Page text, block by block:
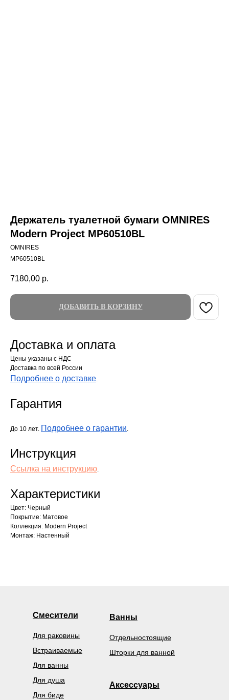
Держатель туалетной бумаги OMNIRES
Modern Project MP60510BL
OMNIRES
MP60510BL
7180,00 р.
ДОБАВИТЬ В КОРЗИНУ
Доставка и оплата
Цены указаны с НДС
Доставка по всей России
Подробнее о доставке.
Гарантия
До 10 лет. Подробнее о гарантии.
Инструкция
Ссылка на инструкцию.
Характеристики
Цвет: Черный
Покрытие: Матовое
Коллекция: Modern Project
Монтаж: Настенный
Смесители
Встраиваемые
Для биде
Для ванны
Для душа
Для раковины
Ванны
Отдельностоящие
Шторки для ванной
Аксессуары